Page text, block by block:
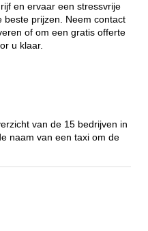
en ervaar een stressvrije
beste prijzen. Neem contact
of om een gratis offerte
u klaar.
van de 15 bedrijven in
naam van een taxi om de